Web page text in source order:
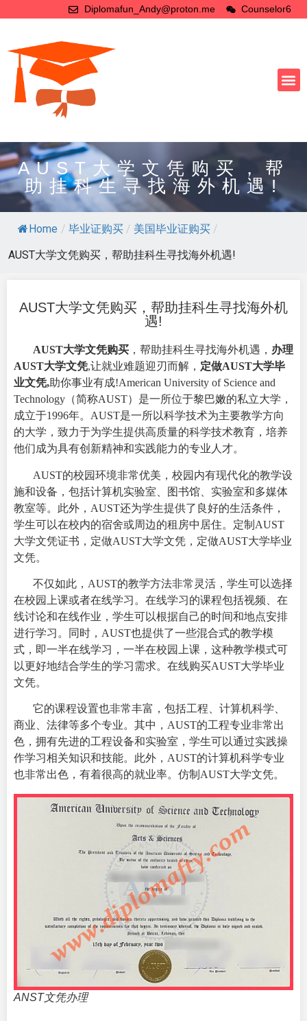
Diplomafun_Andy@proton.me Counselor6
AUST大学文凭购买，帮
助挂科生寻找海外机遇!
Home / 毕业证购买 / 美国毕业证购买 /
AUST大学文凭购买，帮助挂科生寻找海外机遇!
AUST大学文凭购买，帮助挂科生寻找海外机
遇!
AUST大学文凭购买 ，帮助挂科生寻找海外机遇， 办理
AUST大学文凭,让就业难题迎刃而解， 定做AUST大学毕
业文凭,助你事业有成!American University of Science and
Technology（简称AUST）是一所位于黎巴嫩的私立大学，
成立于1996年。AUST是一所以科学技术为主要教学方向
的大学，致力于为学生提供高质量的科学技术教育，培养
他们成为具有创新精神和实践能力的专业人才。
AUST的校园环境非常优美，校园内有现代化的教学设
施和设备，包括计算机实验室、图书馆、实验室和多媒体
教室等。此外，AUST还为学生提供了良好的生活条件，
学生可以在校内的宿舍或周边的租房中居住。定制AUST
大学文凭证书，定做AUST大学文凭，定做AUST大学毕业
文凭。
不仅如此，AUST的教学方法非常灵活，学生可以选择
在校园上课或者在线学习。在线学习的课程包括视频、在
线讨论和在线作业，学生可以根据自己的时间和地点安排
进行学习。同时，AUST也提供了一些混合式的教学模
式，即一半在线学习，一半在校园上课，这种教学模式可
以更好地结合学生的学习需求。在线购买AUST大学毕业
文凭。
它的课程设置也非常丰富，包括工程、计算机科学、
商业、法律等多个专业。其中，AUST的工程专业非常出
色，拥有先进的工程设备和实验室，学生可以通过实践操
作学习相关知识和技能。此外，AUST的计算机科学专业
也非常出色，有着很高的就业率。仿制AUST大学文凭。
ANST文凭办理